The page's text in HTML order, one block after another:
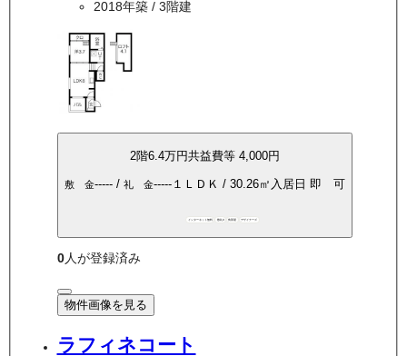
2018年築/ 3階建
2階6.4万円共益費等 4,000円
敷 金-----/ 礼 金-----１ＬＤＫ / 30.26㎡ 入居日 即 可
インターネット無料 敷礼0 角部屋 デザイナーズ
0人が登録済み
物件画像を見る
ラフィネコート